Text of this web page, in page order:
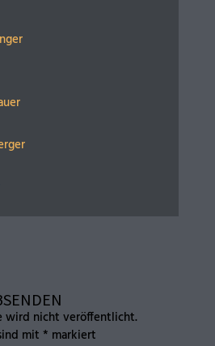
wird nicht veröffentlicht.
mit * markiert